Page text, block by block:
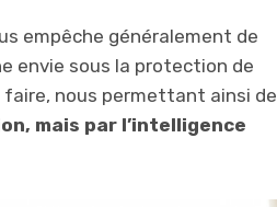
empêche généralement de
envie sous la protection de
nous permettant ainsi de
mais par l’intelligence